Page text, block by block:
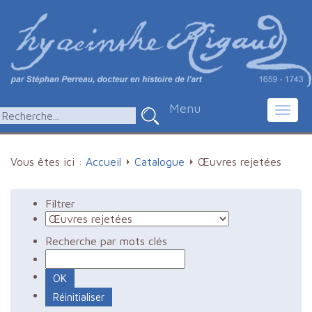
Menu
Vous êtes ici : Accueil Catalogue Œuvres rejetées
Filtrer
Recherche par mots clés